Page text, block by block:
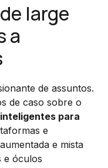
large
a
de assuntos.
de caso sobre o
para
e
e mista
e óculos